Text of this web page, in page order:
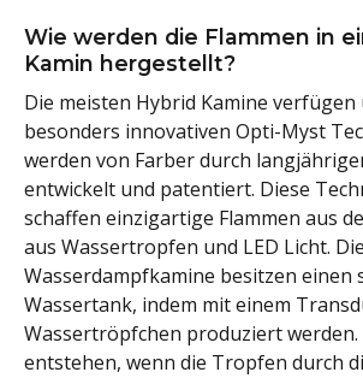
Wie werden die Flammen in
Kamin hergestellt?
Die meisten Hybrid Kamine verfügen
besonders innovativen Opti-Myst
werden von Farber durch
entwickelt und patentiert. Diese
schaffen einzigartige Flammen aus
aus Wassertropfen und LED Licht. Die
Wasserdampfkamine besitzen einen
Wassertank, indem mit einem
Wassertröpfchen produziert werden.
entstehen, wenn die Tropfen durch